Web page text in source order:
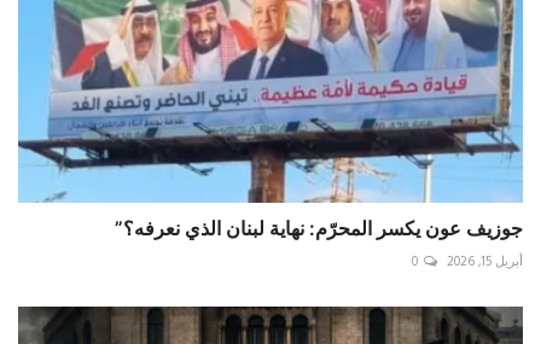
جوزيف عون يكسر المحرّم: نهاية لبنان الذي نعرفه؟”
أبريل 15, 2026 0